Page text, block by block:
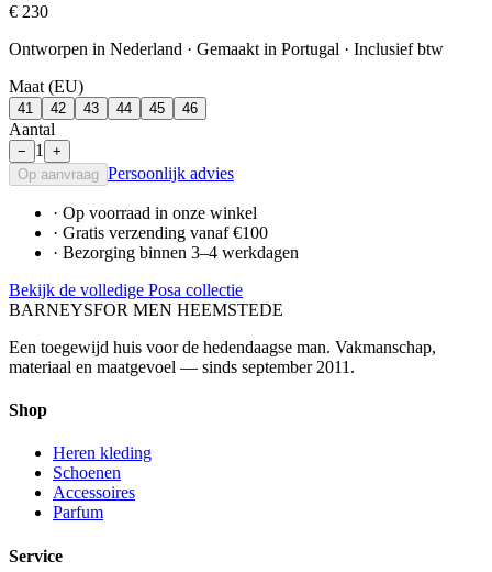
€ 230
Ontworpen in Nederland · Gemaakt in Portugal · Inclusief btw
Maat (EU)
41 42 43 44 45 46
Aantal
− 1
+
Op aanvraag Persoonlijk advies
· Op voorraad in onze winkel
· Gratis verzending vanaf €100
· Bezorging binnen 3–4 werkdagen
Bekijk de volledige Posa collectie
BARNEYSFOR MEN HEEMSTEDE
Een toegewijd huis voor de hedendaagse man. Vakmanschap,
materiaal en maatgevoel — sinds september 2011.
Shop
Heren kleding
Schoenen
Accessoires
Parfum
Service